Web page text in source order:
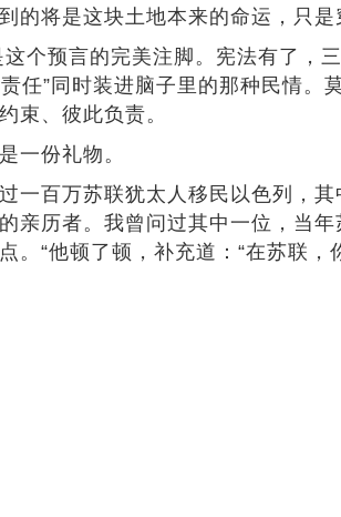
的将是这块土地本来的命运，只是
预言的完美注脚。宪法有了，三
任”同时装进脑子里的那种民情
束、彼此负责。
份礼物。
百万苏联犹太人移民以色列，其
亲历者。我曾问过其中一位，当
。“他顿了顿，补充道：“在苏联